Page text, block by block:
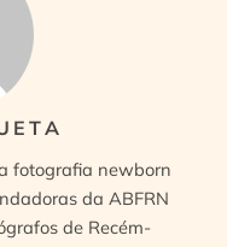
fotografia newborn
da ABFRN
de Recém-